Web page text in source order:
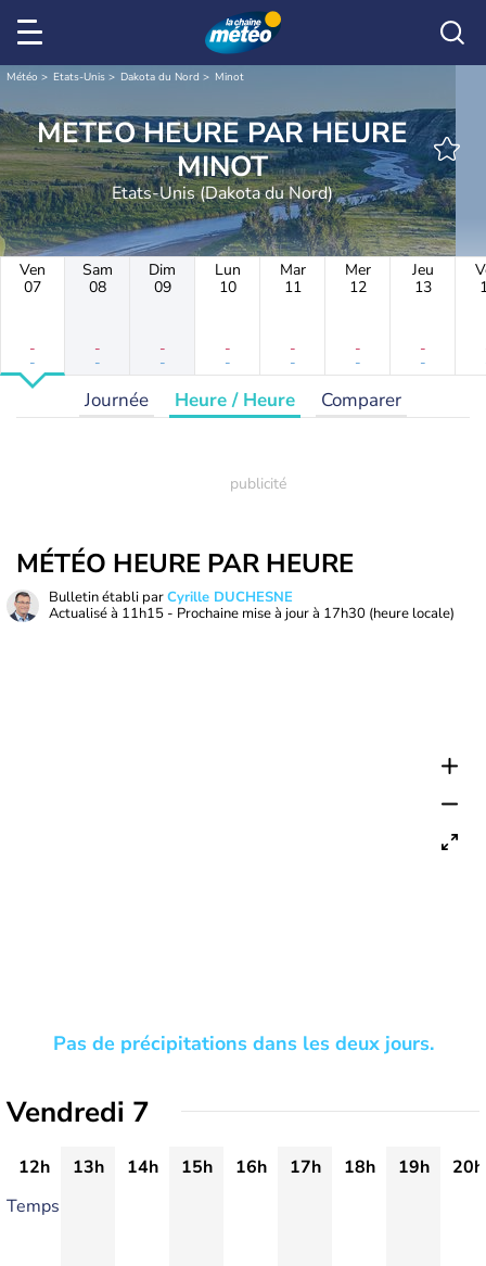
Météo Etats-Unis Dakota du Nord Minot
METEO HEURE PAR HEURE
MINOT
Etats-Unis (Dakota du Nord)
Ven
07
-
-
Sam
08
-
-
Dim
09
-
-
Lun
10
-
-
Mar
11
-
-
Mer
12
-
-
Jeu
13
-
-
Journée Heure / Heure Comparer
MÉTÉO HEURE PAR HEURE
Bulletin établi parCyrille DUCHESNE
Actualisé à 11h15 - Prochaine mise à jour à 17h30 (heure locale)
Pas de précipitations dans les deux jours.
Vendredi 7
12h 13h 14h 15h 16h 17h 18h 19h
20h
Temps